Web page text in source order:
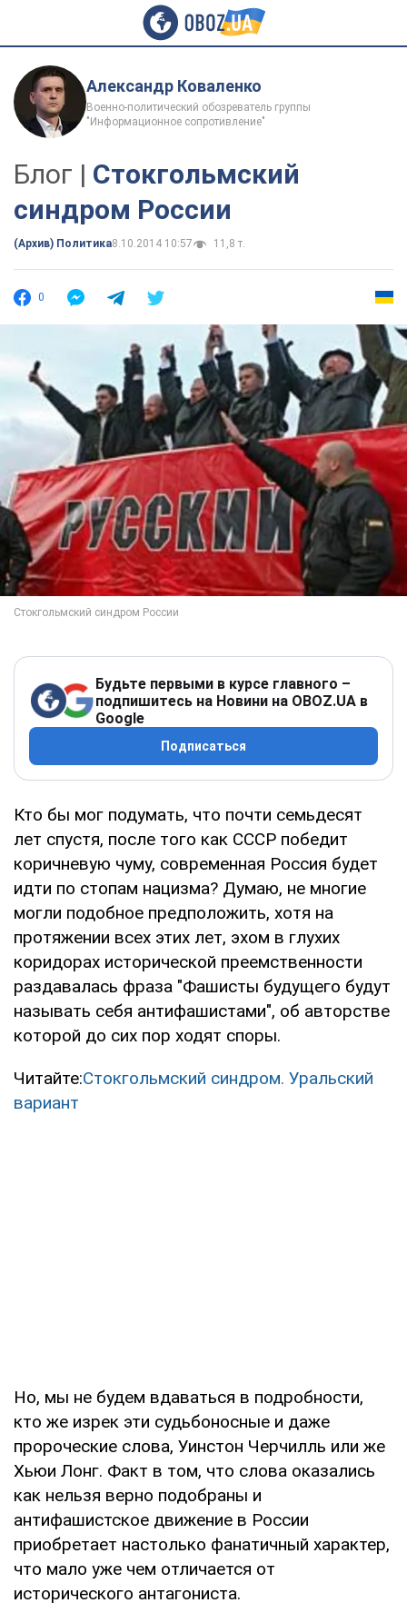
Александр Коваленко
Военно-политический обозреватель группы
"Информационное сопротивление"
Блог | Стокгольмский
синдром России
(Архив) Политика8.10.2014 10:57 11,8 т.
0
Будьте первыми в курсе главного –
подпишитесь на Новини на OBOZ.UA в
Google
Подписаться
Кто бы мог подумать, что почти семьдесят
лет спустя, после того как СССР победит
коричневую чуму, современная Россия будет
идти по стопам нацизма? Думаю, не многие
могли подобное предположить, хотя на
протяжении всех этих лет, эхом в глухих
коридорах исторической преемственности
раздавалась фраза "Фашисты будущего будут
называть себя антифашистами", об авторстве
которой до сих пор ходят споры.
Читайте:Стокгольмский синдром. Уральский
вариант
Но, мы не будем вдаваться в подробности,
кто же изрек эти судьбоносные и даже
пророческие слова, Уинстон Черчилль или же
Хьюи Лонг. Факт в том, что слова оказались
как нельзя верно подобраны и
антифашистское движение в России
приобретает настолько фанатичный характер,
что мало уже чем отличается от
исторического антагониста.